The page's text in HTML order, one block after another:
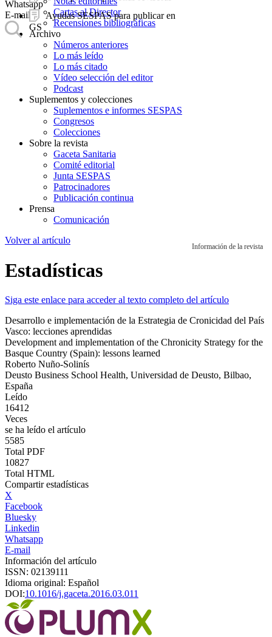
Ayudas SESPAS para publicar en
GS
Whatsapp
E-mail
Cartas al Director
Recensiones bibliográficas
Archivo
Números anteriores
Lo más leído
Lo más citado
Vídeo selección del editor
Podcast
Suplementos y colecciones
Suplementos e informes SESPAS
Congresos
Colecciones
Sobre la revista
Gaceta Sanitaria
Comité editorial
Junta SESPAS
Patrocinadores
Publicación continua
Prensa
Comunicación
Información de la revista
Volver al artículo
Estadísticas
Siga este enlace para acceder al texto completo del artículo
Desarrollo e implementación de la Estrategia de Cronicidad del País
Vasco: lecciones aprendidas
Development and implementation of the Chronicity Strategy for the
Basque Country (Spain): lessons learned
Roberto Nuño-Solinís
Deusto Business School Health, Universidad de Deusto, Bilbao,
España
Leído
16412
Veces
se ha leído el artículo
5585
Total PDF
10827
Total HTML
Compartir estadísticas
X
Facebook
Bluesky
Linkedin
Whatsapp
E-mail
Información del artículo
ISSN: 02139111
Idioma original: Español
DOI:10.1016/j.gaceta.2016.03.011